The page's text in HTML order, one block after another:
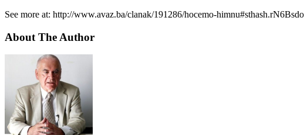
See more at: http://www.avaz.ba/clanak/191286/hocemo-
About The Author